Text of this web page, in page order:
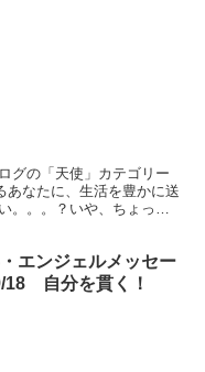
グの「天使」カテゴリー
あなたに、生活を豊かに送
。。。？いや、ちょっと
・エンジェルメッセー
18 自分を貫く！